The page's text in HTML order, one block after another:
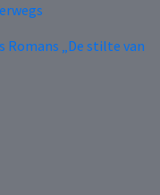
Romans „De stilte van